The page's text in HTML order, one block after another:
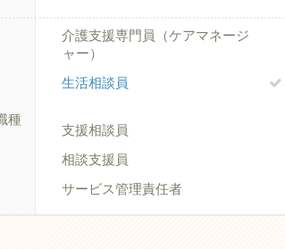
種
介護支援専門員（ケアマネージ
ャー）
生活相談員
支援相談員
相談支援員
サービス管理責任者